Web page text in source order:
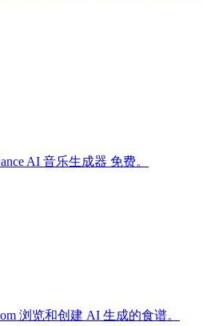
AI 音乐生成器 免费。
浏览和创建 AI 生成的食谱。